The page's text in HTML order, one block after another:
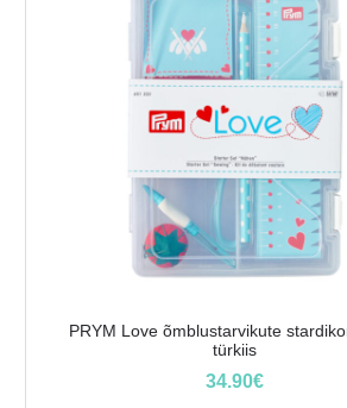
PRYM Love õmblustarvikute
türkiis
34.90€